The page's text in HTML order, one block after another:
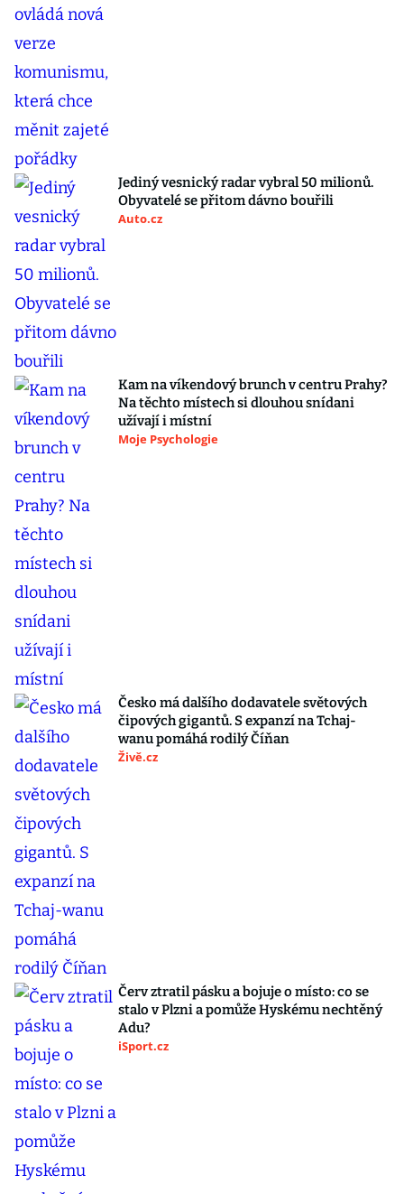
Jediný vesnický radar vybral 50 milionů.
Obyvatelé se přitom dávno bouřili
Auto.cz
Kam na víkendový brunch v centru Prahy?
Na těchto místech si dlouhou snídani
užívají i místní
Moje Psychologie
Česko má dalšího dodavatele světových
čipových gigantů. S expanzí na Tchaj-
wanu pomáhá rodilý Číňan
Živě.cz
Červ ztratil pásku a bojuje o místo: co se
stalo v Plzni a pomůže Hyskému nechtěný
Adu?
iSport.cz